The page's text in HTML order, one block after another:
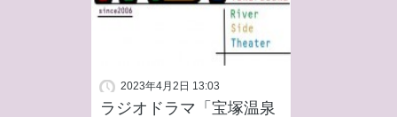
2023年4月2日 13:03
ラジオドラマ「宝塚温泉